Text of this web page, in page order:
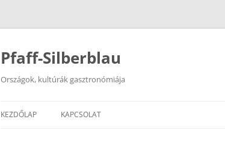
Kilépés
tartalomba
Pfaff-Silberblau
Országok, kultúrák gasztronómiája
KEZDŐLAP KAPCSOLAT